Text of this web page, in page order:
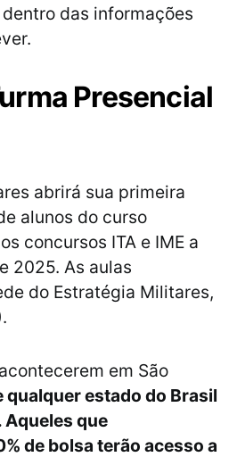
das informações
Presencial
abrirá sua primeira
alunos do curso
concursos ITA e IME a
2025. As aulas
do Estratégia Militares,
em São
qualquer estado do Brasil
que
de bolsa terão acesso a